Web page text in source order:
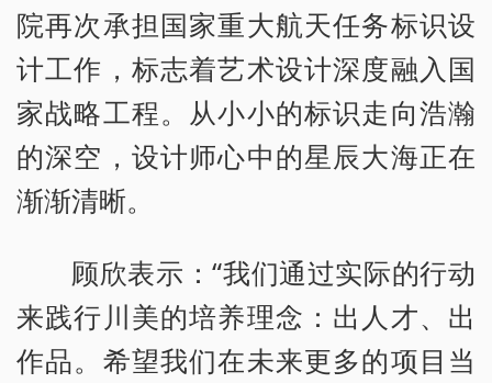
院再次承担国家重大航天任务标识设
计工作，标志着艺术设计深度融入国
家战略工程。从小小的标识走向浩瀚
的深空，设计师心中的星辰大海正在
渐渐清晰。
顾欣表示：“我们通过实际的行动
来践行川美的培养理念：出人才、出
作品。希望我们在未来更多的项目当